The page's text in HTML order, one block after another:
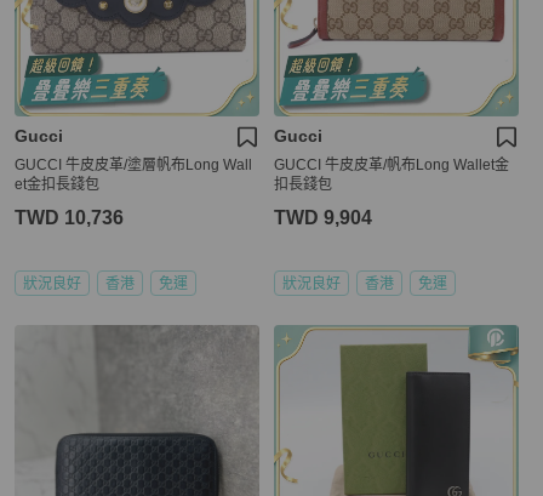
Gucci
GUCCI 牛皮皮革/塗層帆布Long Wall
et金扣長錢包
TWD 10,736
狀況良好 香港 免運
Gucci
GUCCI 牛皮皮革/帆布Long Wallet金
扣長錢包
TWD 9,904
狀況良好 香港 免運